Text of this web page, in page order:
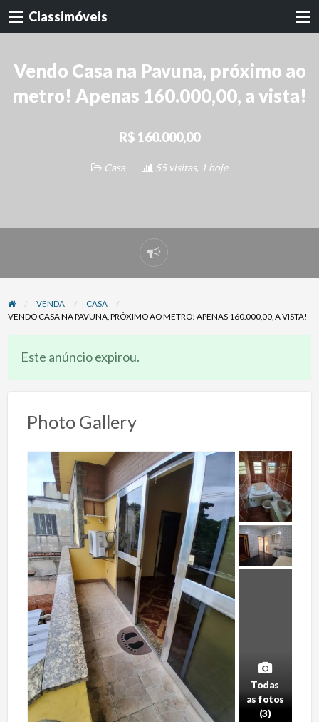
Classimóveis
Vendo Casa na Pavuna, próximo ao
metro! Apenas 160.000,00, a vista!
R$ 160.000,00
Casa 55 visitas, 1 hoje
Denunciar
problema
VENDA
CASA
VENDO CASA NA PAVUNA, PRÓXIMO AO METRO! APENAS 160.000,00, A VISTA!
Este anúncio expirou.
Photo Gallery
Todas
as fotos
(3)